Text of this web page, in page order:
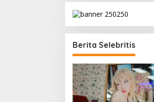
Berita Selebritis